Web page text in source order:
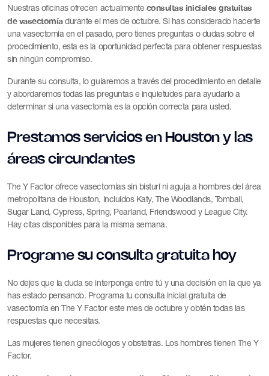
Nuestras oficinas ofrecen actualmente consultas iniciales gratuitas
de vasectomíadurante el mes de octubre. Si has considerado hacerte
una vasectomía en el pasado, pero tienes preguntas o dudas sobre el
procedimiento, esta es la oportunidad perfecta para obtener respuestas
sin ningún compromiso.
Durante su consulta, lo guiaremos a través del procedimiento en detalle
y abordaremos todas las preguntas e inquietudes para ayudarlo a
determinar si una vasectomía es la opción correcta para usted.
Prestamos servicios en Houston y las
áreas circundantes
The Y Factor ofrece vasectomías sin bisturí ni aguja a hombres del área
metropolitana de Houston, incluidos Katy, The Woodlands, Tomball,
Sugar Land, Cypress, Spring, Pearland, Friendswood y League City.
Hay citas disponibles para la misma semana.
Programe su consulta gratuita hoy
No dejes que la duda se interponga entre tú y una decisión en la que ya
has estado pensando. Programa tu consulta inicial gratuita de
vasectomía en The Y Factor este mes de octubre y obtén todas las
respuestas que necesitas.
Las mujeres tienen ginecólogos y obstetras. Los hombres tienen The Y
Factor.